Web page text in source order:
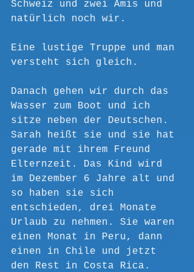
Schweiz und zwei Amis und
natürlich noch wir.
Eine lustige Truppe und man
versteht sich gleich.
Danach gehen wir durch das
Wasser zum Boot und ich
sitze neben der Deutschen.
Sarah heißt sie und sie hat
gerade mit ihrem Freund
Elternzeit. Das Kind wird
im Dezember 6 Jahre alt und
so haben sie sich
entschieden, drei Monate
Urlaub zu nehmen. Sie waren
einen Monat in Peru, dann
einen in Chile und jetzt
den Rest in Costa Rica.